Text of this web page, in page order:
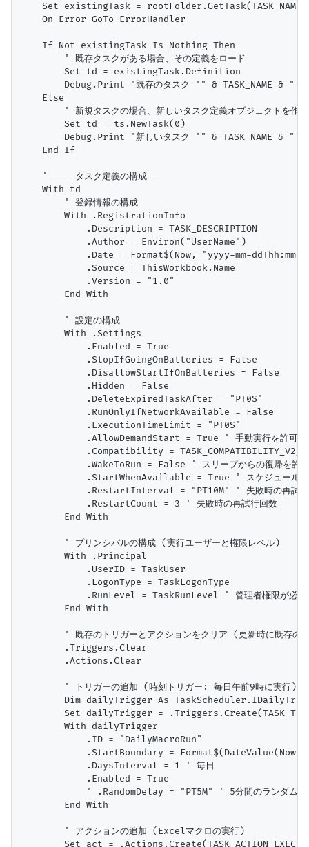
    Set existingTask = rootFolder.GetTask(TASK_NAME)
    On Error GoTo ErrorHandler
    If Not existingTask Is Nothing Then
        ' 既存タスクがある場合、その定義をロード
        Set td = existingTask.Definition
Debug.Print "既存のタスク '" & TASK_NAME & "'
    Else
        ' 新規タスクの場合、新しいタスク定義オブジェクトを作成
        Set td = ts.NewTask(0)
Debug.Print "新しいタスク '" & TASK_NAME & "'
    End If
    ' --- タスク定義の構成 ---
    With td
        ' 登録情報の構成
        With .RegistrationInfo
            .Description = TASK_DESCRIPTION
            .Author = Environ("UserName")
.Date = Format$(Now, "yyyy-mm-
            .Source = ThisWorkbook.Name
            .Version = "1.0"
        End With
        ' 設定の構成
        With .Settings
            .Enabled = True
            .StopIfGoingOnBatteries = False
            .DisallowStartIfOnBatteries = False
            .Hidden = False
            .DeleteExpiredTaskAfter = "PT0S"
            .RunOnlyIfNetworkAvailable = False
            .ExecutionTimeLimit = "PT0S"
            .AllowDemandStart = True ' 手動実行を許可
.Compatibility = TASK_COMPATIBILITY_V2_1
.WakeToRun = False ' スリープからの復帰を許可
.StartWhenAvailable = True ' スケジュールされ
.RestartInterval = "PT10M" ' 失敗時の再試
            .RestartCount = 3 ' 失敗時の再試行回数
        End With
        ' プリンシパルの構成 (実行ユーザーと権限レベル)
        With .Principal
            .UserID = TaskUser
            .LogonType = TaskLogonType
.RunLevel = TaskRunLevel ' 管理者権限が必
        End With
' 既存のトリガーとアクションをクリア (更新時に既存の
        .Triggers.Clear
        .Actions.Clear
        ' トリガーの追加 (時刻トリガー: 毎日午前9時に実行)
Dim dailyTrigger As
Set dailyTrigger =
        With dailyTrigger
            .ID = "DailyMacroRun"
.StartBoundary = Format$(DateValue(Now)
            .DaysInterval = 1 ' 毎日
            .Enabled = True
' .RandomDelay = "PT5M" ' 5分間のランダムな
        End With
        ' アクションの追加 (Excelマクロの実行)
        Set act = .Actions.Create(TASK_ACTION_EXEC)